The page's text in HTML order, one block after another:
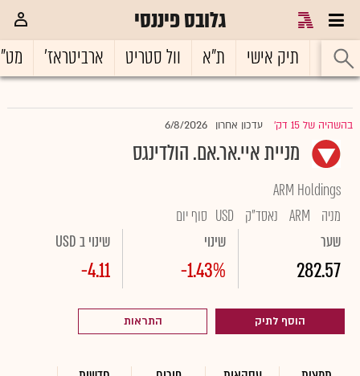
גלובס פיננסי
ראשי תיק אישי ת"א וול סטריט ארביטראז'
בהשהיה של 15 דק' עדכון אחרון 6/8/2026
מניית איי.אר.אם. הולדינגס
ARM Holdings
מניה
ARM נאסד"ק USD סוף יום
שער
282.57
שינוי
-1.43%
שינוי ב USD
-4.11
הוסף לתיק התראות